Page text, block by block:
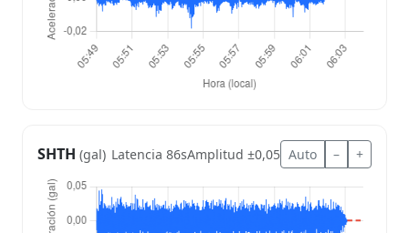
SHTH (gal) Latencia 86sAmplitud ±0,05 Auto – +